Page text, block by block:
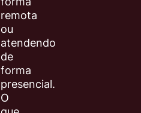
remota
ou
atendendo
de
forma
presencial.
O